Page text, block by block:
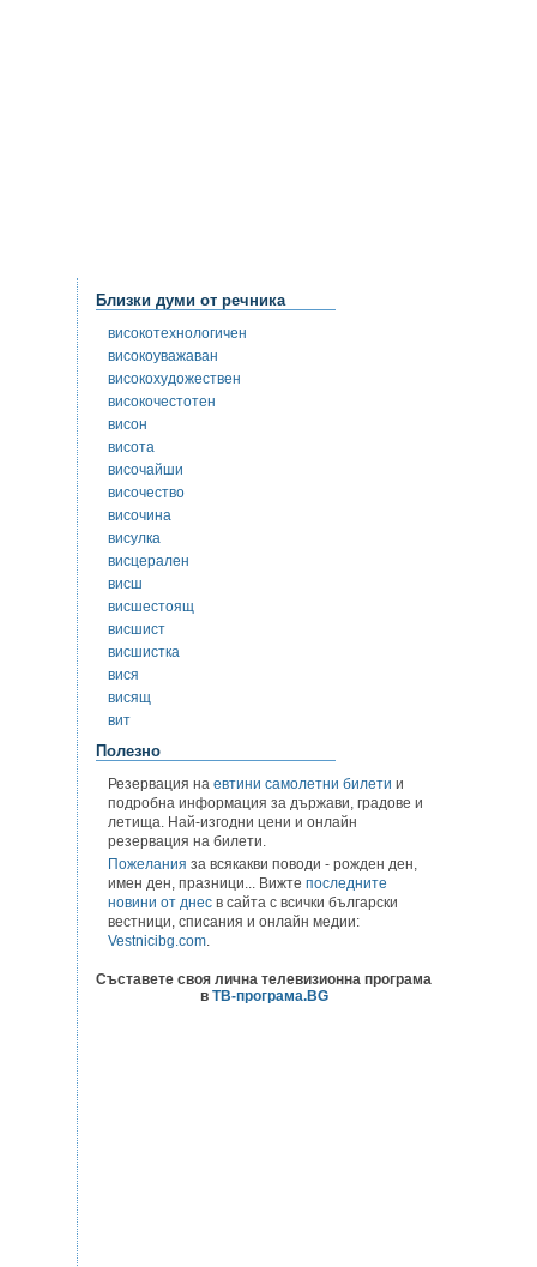
Близки думи от речника
високотехнологичен
високоуважаван
високохудожествен
високочестотен
висон
висота
височайши
височество
височина
висулка
висцерален
висш
висшестоящ
висшист
висшистка
вися
висящ
вит
Полезно
Резервация на евтини самолетни билети и
подробна информация за държави, градове и
летища. Най-изгодни цени и онлайн
резервация на билети.
Пожелания за всякакви поводи - рожден ден,
имен ден, празници... Вижте последните
новини от днес в сайта с всички български
вестници, списания и онлайн медии:
Vestnicibg.com.
Съставете своя лична телевизионна програма
в ТВ-програма.BG